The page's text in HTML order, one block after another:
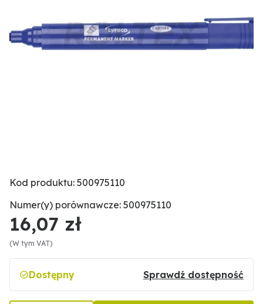
Kod produktu: 500975110
Numer(y) porównawcze: 500975110
16,07 zł
(W tym VAT)
Dostępny Sprawdź dostępność